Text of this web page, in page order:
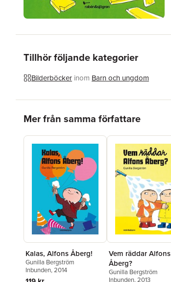
Tillhör följande kategorier
Bilderböcker inom Barn och ungdom
Mer från samma författare
Kalas, Alfons Åberg!
Gunilla Bergström
Inbunden, 2014
Vem räddar Alfons
Åberg?
Gunilla Bergström
Inbunden, 2013